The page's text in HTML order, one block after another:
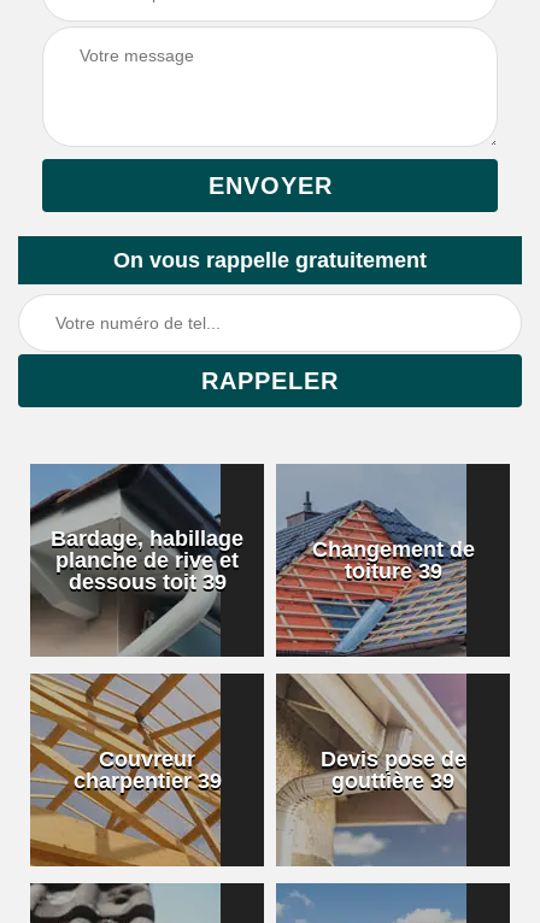
On vous rappelle gratuitement
Bardage, habillage
planche de rive et
dessous toit 39
Changement de
toiture 39
Couvreur
charpentier 39
Devis pose de
gouttière 39